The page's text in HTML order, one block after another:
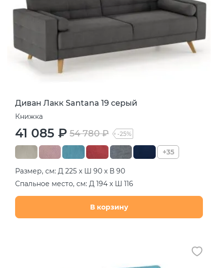
Диван Лакк Santana 19 серый
Книжка
41 085 ₽ 54 780 ₽ -25%
+35
Размер, см: Д 225 х Ш 90 х В 90
Спальное место, см: Д 194 х Ш 116
В корзину